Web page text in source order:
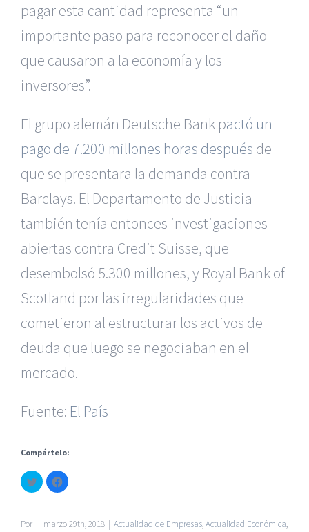
pagar esta cantidad representa “un
importante paso para reconocer el daño
que causaron a la economía y los
inversores”.
El grupo alemán Deutsche Bank pactó un
pago de 7.200 millones horas después de
que se presentara la demanda contra
Barclays. El Departamento de Justicia
también tenía entonces investigaciones
abiertas contra Credit Suisse, que
desembolsó 5.300 millones, y Royal Bank of
Scotland por las irregularidades que
cometieron al estructurar los activos de
deuda que luego se negociaban en el
mercado.
Fuente: El País
Compártelo:
Haz
clic
para
en
Twitter
(Se
Haz
clic
en
Facebook
(Se
Por | marzo 29th, 2018 | Actualidad de Empresas,Actualidad Económica,
|Reclamación de Accidentes en Alicante|Reclamación
de Accidentes en Madrid|BGD Abogados Madrid
|Formación para Abogados
|Hacer Contrato De
© Copyright 2010 -
del sitio